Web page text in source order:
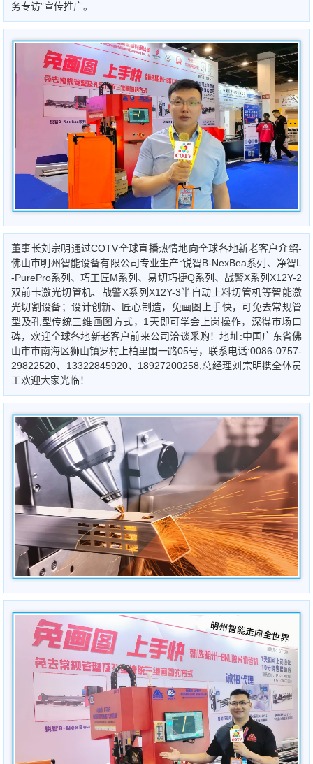
务专访”宣传推广。
董事长刘宗明通过COTV全球直播热情地向全球各地新老客户介绍-
佛山市明州智能设备有限公司专业生产:锐智B-NexBea系列、净智L
-PurePro系列、巧工匠M系列、易切巧捷Q系列、战警X系列X12Y-2
双前卡激光切管机、战警X系列X12Y-3半自动上料切管机等智能激
光切割设备；设计创新、匠心制造，免画图上手快，可免去常规管
型及孔型传统三维画图方式，1天即可学会上岗操作，深得市场口
碑，欢迎全球各地新老客户前来公司洽谈釆购！地址:中国广东省佛
山市市南海区狮山镇罗村上柏里围一路05号，联系电话:0086-0757-
29822520、13322845920、18927200258,总经理刘宗明携全体员
工欢迎大家光临！